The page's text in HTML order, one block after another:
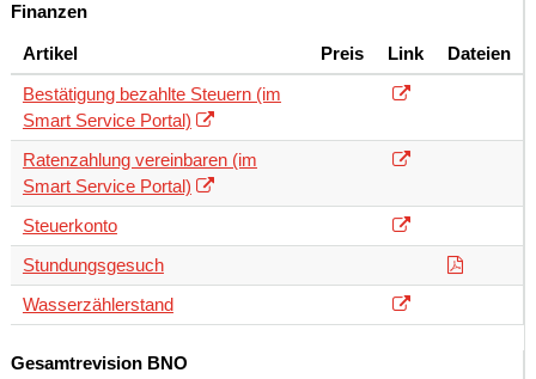
Finanzen
Artikel Preis Link
Dateien
Bestätigung bezahlte Steuern (im
Smart Service Portal)
Ratenzahlung vereinbaren (im
Smart Service Portal)
Steuerkonto
Stundungsgesuch
Wasserzählerstand
Gesamtrevision BNO